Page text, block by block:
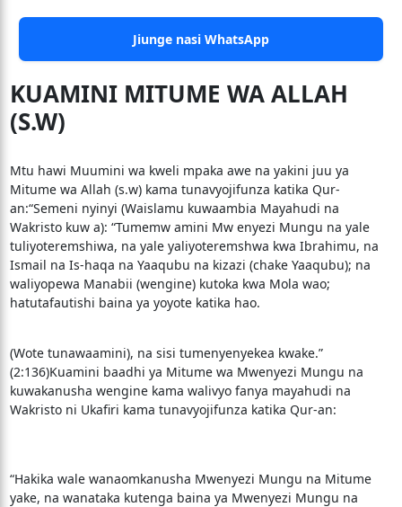
Jiunge nasi WhatsApp
KUAMINI MITUME WA ALLAH
(S.W)
Mtu hawi Muumini wa kweli mpaka awe na yakini juu ya
Mitume wa Allah (s.w) kama tunavyojifunza katika Qur-
an:“Semeni nyinyi (Waislamu kuwaambia Mayahudi na
Wakristo kuw a): “Tumemw amini Mw enyezi Mungu na yale
tuliyoteremshiwa, na yale yaliyoteremshwa kwa Ibrahimu, na
Ismail na Is-haqa na Yaaqubu na kizazi (chake Yaaqubu); na
waliyopewa Manabii (wengine) kutoka kwa Mola wao;
hatutafautishi baina ya yoyote katika hao.
(Wote tunawaamini), na sisi tumenyenyekea kwake.”
(2:136)Kuamini baadhi ya Mitume wa Mwenyezi Mungu na
kuwakanusha wengine kama walivyo fanya mayahudi na
Wakristo ni Ukafiri kama tunavyojifunza katika Qur-an:
“Hakika wale wanaomkanusha Mwenyezi Mungu na Mitume
yake, na wanataka kutenga baina ya Mwenyezi Mungu na